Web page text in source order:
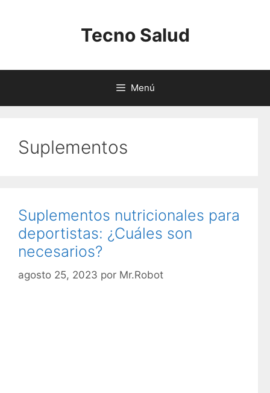
Tecno Salud
Menú
Suplementos
Suplementos nutricionales para
deportistas: ¿Cuáles son
necesarios?
agosto 25, 2023 por Mr.Robot